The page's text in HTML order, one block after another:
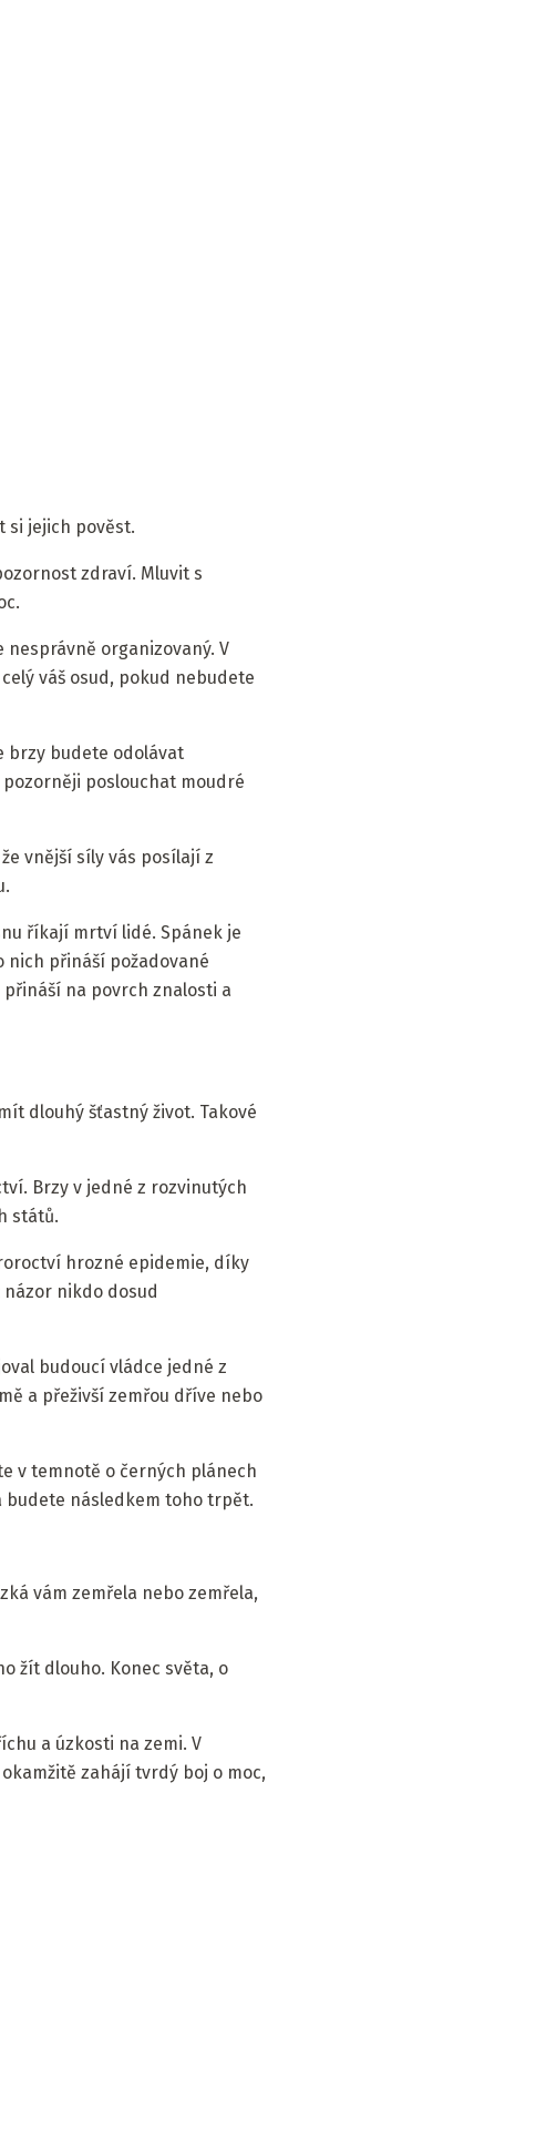
si jejich pověst.
zdraví. Mluvit s
nesprávně organizovaný. V
váš osud, pokud nebudete
brzy budete odolávat
poslouchat moudré
vnější síly vás posílají z
říkají mrtví lidé. Spánek je
nich přináší požadované
na povrch znalosti a
dlouhý šťastný život. Takové
Brzy v jedné z rozvinutých
států.
hrozné epidemie, díky
nikdo dosud
budoucí vládce jedné z
a přeživší zemřou dříve nebo
v temnotě o černých plánech
budete následkem toho trpět.
vám zemřela nebo zemřela,
žít dlouho. Konec světa, o
a úzkosti na zemi. V
zahájí tvrdý boj o moc,